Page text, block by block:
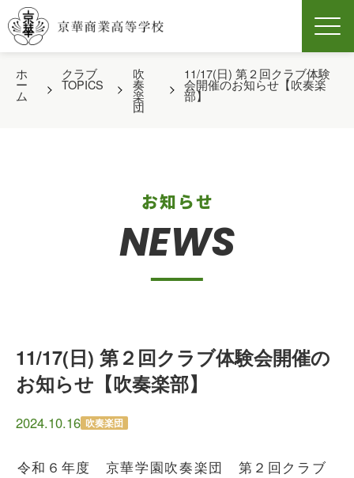
ホ
ー
ム
クラブ
TOPICS
吹
奏
楽
団
11/17(日) 第２回クラブ体験
会開催のお知らせ【吹奏楽
部】
お知らせ
NEWS
11/17(日) 第２回クラブ体験会開催の
お知らせ【吹奏楽部】
2024.10.16 吹奏楽団
令和６年度 京華学園吹奏楽団 第２回クラブ